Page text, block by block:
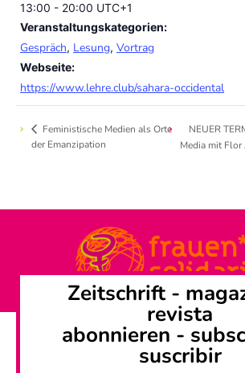
13:00 - 20:00 UTC+1
Veranstaltungskategorien:
Gespräch, Lesung, Vortrag
Webseite:
https://www.lehre.club/sahara-occidental
Feministische Medien als Orte
der Emanzipation
NEUER
Media mit Flor
Zeitschrift -
revista
abonnieren -
suscribir